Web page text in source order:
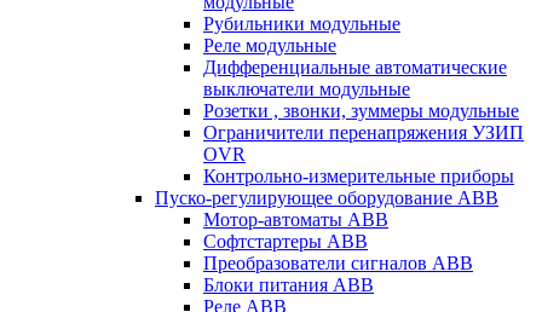
Рубильники модульные
Реле модульные
Дифференциальные автоматические
выключатели модульные
Розетки , звонки, зуммеры модульные
Ограничители перенапряжения УЗИП
OVR
Контрольно-измерительные приборы
Пуско-регулирующее оборудование ABB
Мотор-автоматы ABB
Софтстартеры ABB
Преобразователи сигналов ABB
Блоки питания ABB
Реле ABB